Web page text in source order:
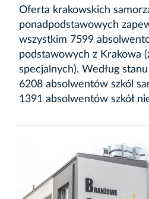
Oferta krakowskich
ponadpodstawowych
wszystkim 7599
podstawowych z Krakowa
specjalnych). Według
6208 absolwentów szkól
1391 absolwentów szkół